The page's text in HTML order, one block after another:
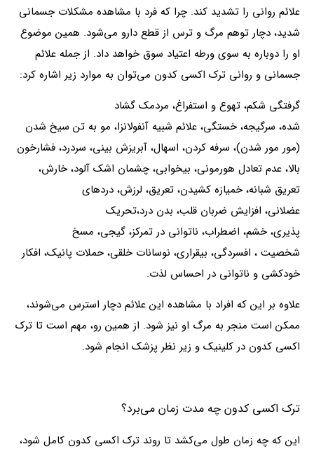
علائم روانی را تشدید کند. چرا که فرد با مشاهده مشکلات جسمانی
شدید، دچار توهم مرگ و ترس از قطع دارو می‌شود. همین موضوع
او را دوباره به سوی ورطه اعتیاد سوق خواهد داد. از جمله علائم
جسمانی و روانی ترک اکسی کدون می‌توان به موارد زیر اشاره کرد:
گرفتگی شکم، تهوع و استفراغ، مردمک گشاد
شده، سرگیجه، خستگی، علائم شبیه آنفولانزا، مو به تن سیخ شدن
(مور مور شدن)، سرفه کردن، اسهال، آبریزش بینی، سردرد، فشارخون
بالا، عدم تعادل هورمونی، بیخوابی، چشمان اشک آلود، خارش،
تعریق شبانه، خمیازه کشیدن، تعریق، لرزش، دردهای
عضلانی، افزایش ضربان قلب، بدن درد،تحریک
پذیری، خشم، اضطراب، ناتوانی در تمرکز، گیجی، مسخ
شخصیت ، افسردگی، بیقراری، نوسانات خلقی، حملات پانیک، افکار
خودکشی و ناتوانی در احساس لذت.
علاوه بر این که افراد با مشاهده این علائم دچار استرس می‌شوند،
ممکن است منجر به مرگ او نیز شود. از همین رو، مهم است تا ترک
اکسی کدون در کلینیک و زیر نظر پزشک انجام شود.
ترک اکسی کدون چه مدت زمان می‌برد؟
این که چه زمان طول می‌کشد تا روند ترک اکسی کدون کامل شود،